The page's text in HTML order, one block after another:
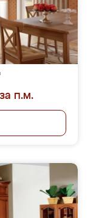
п.м.